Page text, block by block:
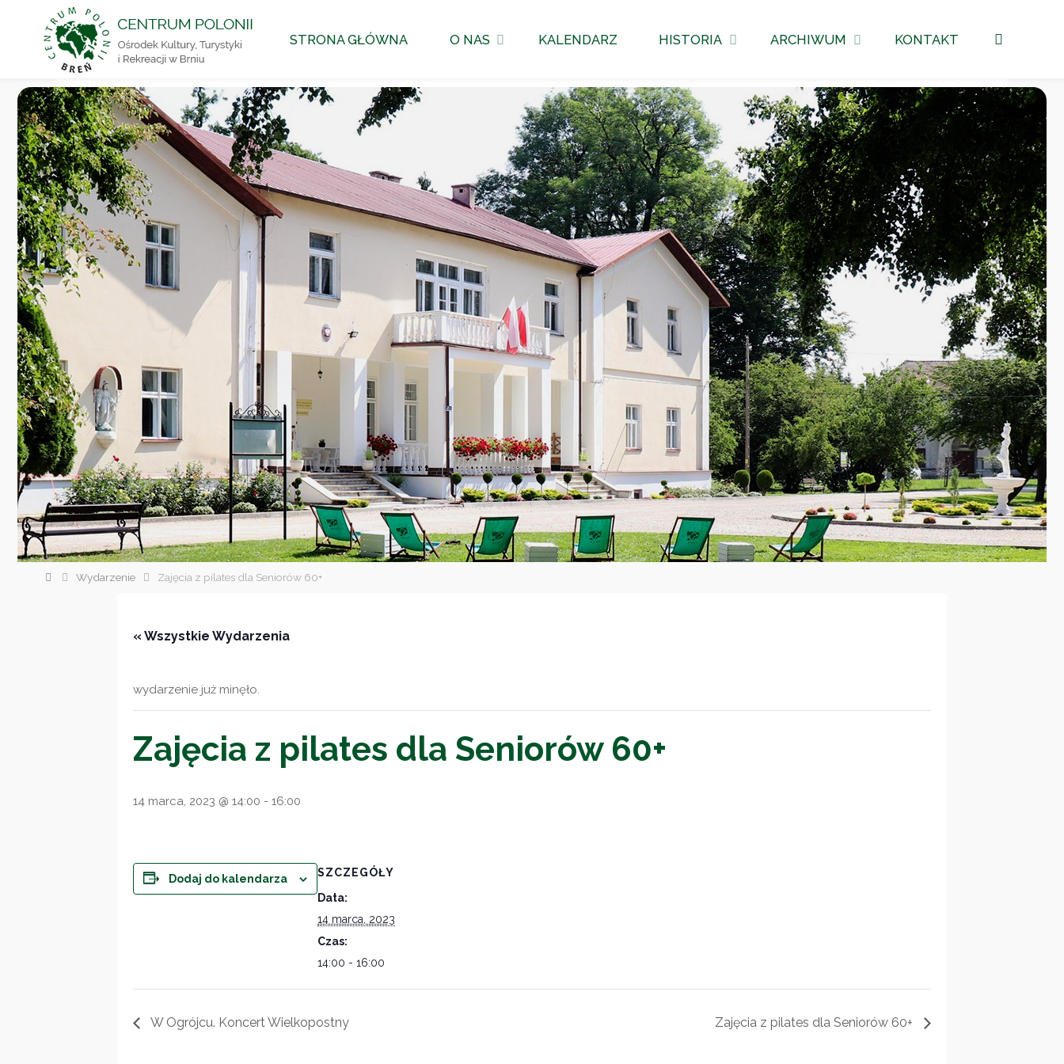
Ośrodek
i
Rekreacji
w Brniu
treści
STRONA GŁÓWNA O NAS KALENDARZ HISTORIA ARCHIWUM KONTAKT
StronaWydarzenie Zajęcia z pilates dla Seniorów 60+
« Wszystkie Wydarzenia
wydarzenie już minęło.
Zajęcia z pilates dla Seniorów 60+
14 marca, 2023 @ 14:00 - 16:00
Dodaj do kalendarza
SZCZEGÓŁY
Data:
14 marca, 2023
Czas:
14:00 - 16:00
W Ogrójcu. Koncert Wielkopostny Zajęcia z pilates dla Seniorów 60+